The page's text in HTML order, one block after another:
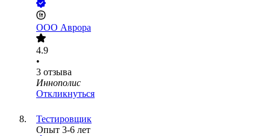
ООО Аврора
4.9
•
3 отзыва
Иннополис
Откликнуться
Тестировщик
Опыт 3-6 лет